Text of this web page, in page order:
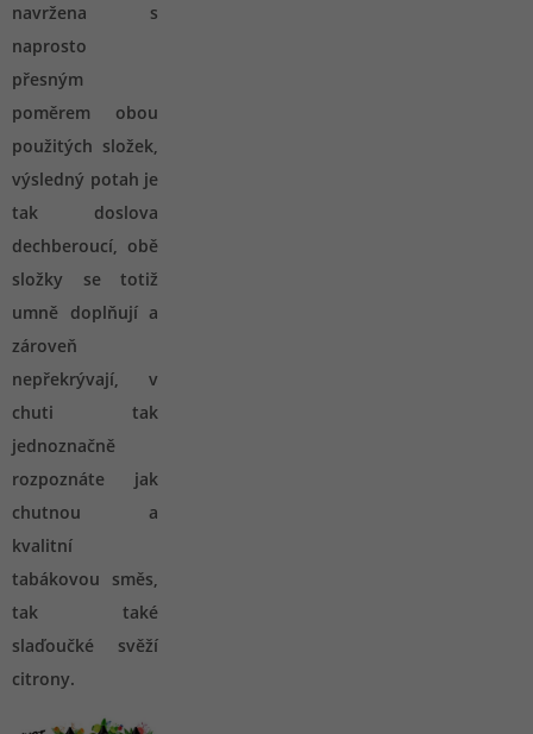
navržena s
naprosto
přesným
poměrem obou
použitých složek,
výsledný potah je
tak doslova
dechberoucí, obě
složky se totiž
umně doplňují a
zároveň
nepřekrývají, v
chuti tak
jednoznačně
rozpoznáte jak
chutnou a
kvalitní
tabákovou směs,
tak také
slaďoučké svěží
citrony.